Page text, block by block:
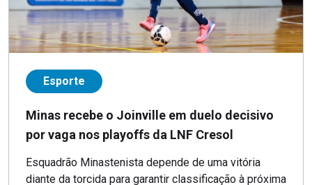
Esporte
Minas recebe o Joinville em duelo decisivo
por vaga nos playoffs da LNF Cresol
Esquadrão Minastenista depende de uma vitória
diante da torcida para garantir classificação à próxima